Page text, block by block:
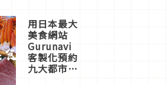
用日本最大
美食網站
Gurunavi
客製化預約
九大都市餐